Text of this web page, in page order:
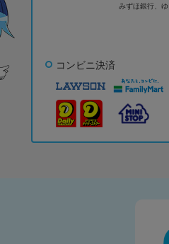
みずほ銀行、
コンビニ決済